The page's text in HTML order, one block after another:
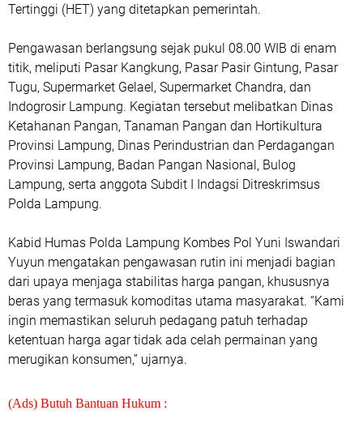
Tertinggi (HET) yang ditetapkan pemerintah.
Pengawasan berlangsung sejak pukul 08.00 WIB di enam
titik, meliputi Pasar Kangkung, Pasar Pasir Gintung, Pasar
Tugu, Supermarket Gelael, Supermarket Chandra, dan
Indogrosir Lampung. Kegiatan tersebut melibatkan Dinas
Ketahanan Pangan, Tanaman Pangan dan Hortikultura
Provinsi Lampung, Dinas Perindustrian dan Perdagangan
Provinsi Lampung, Badan Pangan Nasional, Bulog
Lampung, serta anggota Subdit I Indagsi Ditreskrimsus
Polda Lampung.
Kabid Humas Polda Lampung Kombes Pol Yuni Iswandari
Yuyun mengatakan pengawasan rutin ini menjadi bagian
dari upaya menjaga stabilitas harga pangan, khususnya
beras yang termasuk komoditas utama masyarakat. “Kami
ingin memastikan seluruh pedagang patuh terhadap
ketentuan harga agar tidak ada celah permainan yang
merugikan konsumen,” ujarnya.
(Ads) Butuh Bantuan Hukum :